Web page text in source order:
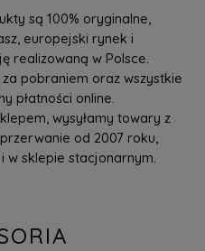
są 100% oryginalne,
europejski rynek i
realizowaną w Polsce.
pobraniem oraz wszystkie
płatności online.
wysyłamy towary z
od 2007 roku,
w sklepie stacjonarnym.